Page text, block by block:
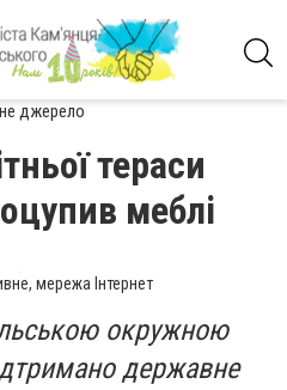
джерело
тераси
меблі
мережа Інтернет
окружною
державне